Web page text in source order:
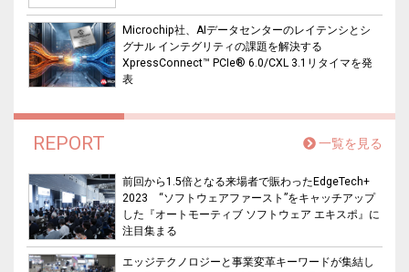
Microchip社、AIデータセンターのレイテンシとシ
グナル インテグリティの課題を解決する
XpressConnect™ PCIe® 6.0/CXL 3.1リタイマを発
表
REPORT 一覧を見る
前回から1.5倍となる来場者で賑わったEdgeTech+
2023 “ソフトウェアファースト”をキャッチアップ
した『オートモーティブ ソフトウェア エキスポ』に
注目集まる
エッジテクノロジーと事業変革キーワードが集結し